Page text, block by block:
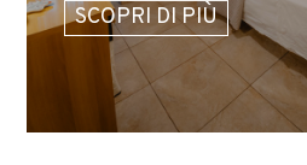
SCOPRI DI PIÙ